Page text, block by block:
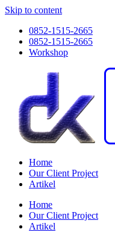
Skip to content
0852-1515-2665
0852-1515-2665
Workshop
Home
Our Client Project
Artikel
Home
Our Client Project
Artikel